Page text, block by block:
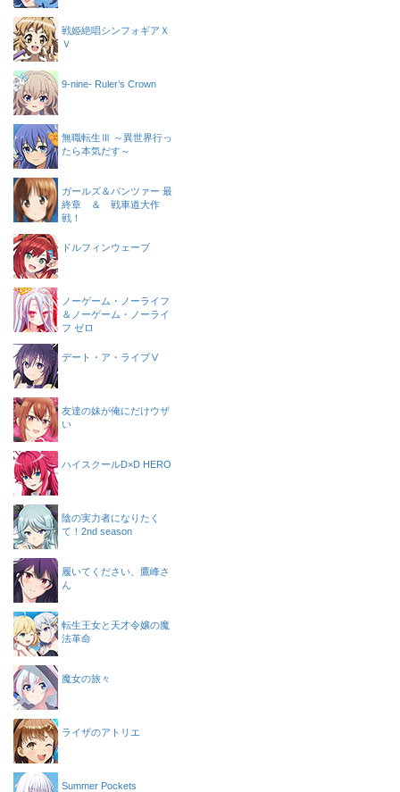
戦姫絶唱シンフォギアＸ
Ｖ
9-nine- Ruler’s Crown
無職転生Ⅲ ～異世界行っ
たら本気だす～
ガールズ＆パンツァー 最
終章 ＆ 戦車道大作
戦！
ドルフィンウェーブ
ノーゲーム・ノーライフ
＆ノーゲーム・ノーライ
フ ゼロ
デート・ア・ライブⅤ
友達の妹が俺にだけウザ
い
ハイスクールD×D HERO
陰の実力者になりたく
て！2nd season
履いてください、鷹峰さ
ん
転生王女と天才令嬢の魔
法革命
魔女の旅々
ライザのアトリエ
Summer Pockets